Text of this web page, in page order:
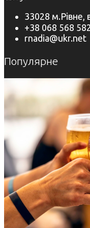
33028 м.Рівне,
+38 068 568
rnadia@ukr.net
Популярне